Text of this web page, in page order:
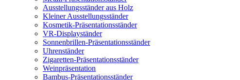
Ausstellungsständer aus Holz
Kleiner Ausstellungsständer
Kosmetik-Präsentationsständer
VR-Displayständer
Sonnenbrillen-Präsentationsständer
Uhrenständer
Zigaretten-Präsentationsständer
Weinpräsentation
Bambus-Präsentationsständer